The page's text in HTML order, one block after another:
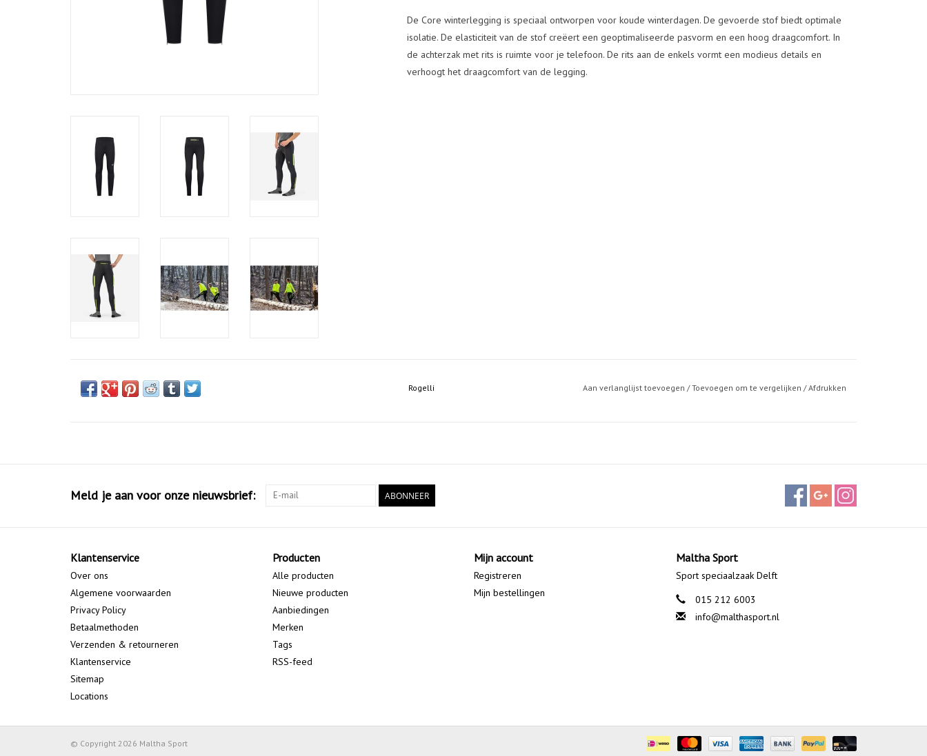
De Core winterlegging is speciaal ontworpen voor koude winterdagen. De gevoerde stof biedt optimale
isolatie. De elasticiteit van de stof creëert een geoptimaliseerde pasvorm en een hoog draagcomfort. In
de achterzak met rits is ruimte voor je telefoon. De rits aan de enkels vormt een modieus details en
verhoogt het draagcomfort van de legging.
Rogelli Aan verlanglijst toevoegen /Toevoegen om te vergelijken /Afdrukken
Meld je aan voor onze nieuwsbrief: ABONNEER
Klantenservice
Over ons
Algemene voorwaarden
Privacy Policy
Betaalmethoden
Verzenden & retourneren
Klantenservice
Sitemap
Locations
Producten
Alle producten
Nieuwe producten
Aanbiedingen
Merken
Tags
RSS-feed
Mijn account
Registreren
Mijn bestellingen
Maltha Sport
Sport speciaalzaak Delft
015 212 6003
info@malthasport.nl
© Copyright 2026 Maltha Sport